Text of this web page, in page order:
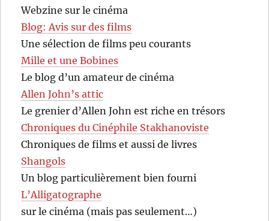
Webzine sur le cinéma
Blog: Avis sur des films
Une sélection de films peu courants
Mille et une Bobines
Le blog d’un amateur de cinéma
Allen John’s attic
Le grenier d’Allen John est riche en trésors
Chroniques du Cinéphile Stakhanoviste
Chroniques de films et aussi de livres
Shangols
Un blog particulièrement bien fourni
L’Alligatographe
sur le cinéma (mais pas seulement…)